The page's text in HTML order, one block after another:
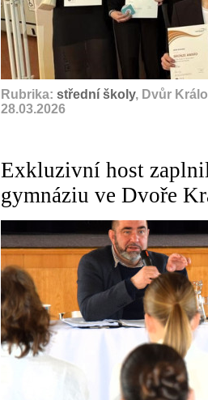
Rubrika: střední školy, Dvůr
28.03.2026
Exkluzivní host
gymnáziu ve Dvoře